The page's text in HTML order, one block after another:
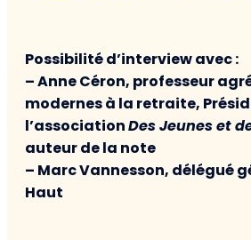
Possibilité d’interview avec :
– Anne Céron, professeur
modernes à la retraite,
l’associationDes Jeunes et
auteur de la note
– Marc Vannesson, délégué
Haut